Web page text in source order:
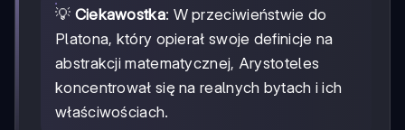
💡 Ciekawostka: W przeciwieństwie do
Platona, który opierał swoje definicje na
abstrakcji matematycznej, Arystoteles
koncentrował się na realnych bytach i ich
właściwościach.